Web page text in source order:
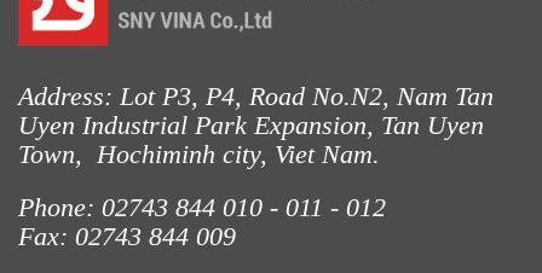
Address: Lot P3, P4, Road No.N2, Nam Tan
Uyen Industrial Park Expansion, Tan Uyen
Town, Hochiminh city, Viet Nam.
Phone: 02743 844 010 - 011 - 012
Fax: 02743 844 009